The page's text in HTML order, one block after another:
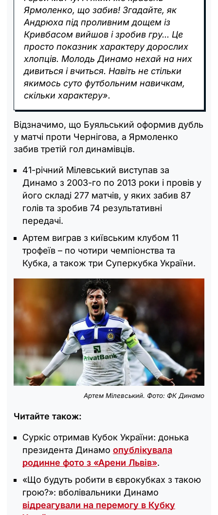
Ярмоленко, що забив! Згадайте, як
Андрюха під проливним дощем із
Кривбасом вийшов і зробив гру... Це
просто показник характеру дорослих
хлопців. Молодь Динамо нехай на них
дивиться і вчиться. Навіть не стільки
якимось суто футбольним навичкам,
скільки характеру».
Відзначимо, що Буяльський оформив дубль
у матчі проти Чернігова, а Ярмоленко
забив третій гол динамівців.
41-річний Мілевський виступав за
Динамо з 2003-го по 2013 роки і провів у
його складі 277 матчів, у яких забив 87
голів та зробив 74 результативні
передачі.
Артем виграв з київським клубом 11
трофеїв – по чотири чемпіонства та
Кубка, а також три Суперкубка України.
Артем Мілевський. Фото: ФК Динамо
Читайте також:
Суркіс отримав Кубок України: донька
президента Динамо опублікувала
родинне фото з «Арени Львів».
«Що будуть робити в єврокубках з такою
грою?»: вболівальники Динамо
відреагували на перемогу в Кубку